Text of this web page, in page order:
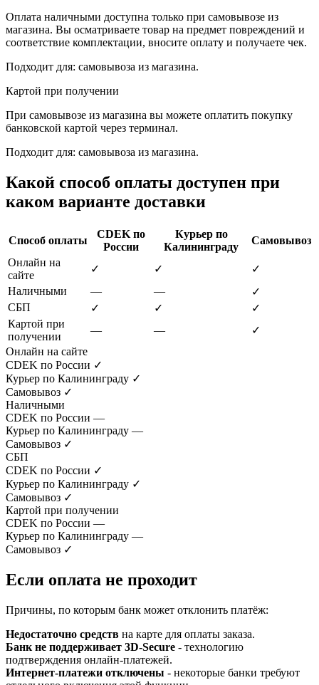
Оплата наличными доступна только при самовывозе из
магазина. Вы осматриваете товар на предмет повреждений и
соответствие комплектации, вносите оплату и получаете чек.
Подходит для: самовывоза из магазина.
Картой при получении
При самовывозе из магазина вы можете оплатить покупку
банковской картой через терминал.
Подходит для: самовывоза из магазина.
Какой способ оплаты доступен при
каком варианте доставки
Способ оплаты
CDEK по
России
Курьер по
Калининграду
Самовывоз
Онлайн на
сайте
✓ ✓
✓
Наличными
— —
✓
СБП
✓ ✓
✓
Картой при
получении
— —
✓
Онлайн на сайте
CDEK по России ✓
Курьер по Калининграду ✓
Самовывоз ✓
Наличными
CDEK по России —
Курьер по Калининграду —
Самовывоз ✓
СБП
CDEK по России ✓
Курьер по Калининграду ✓
Самовывоз ✓
Картой при получении
CDEK по России —
Курьер по Калининграду —
Самовывоз ✓
Если оплата не проходит
Причины, по которым банк может отклонить платёж:
Недостаточно средств на карте для оплаты заказа.
Банк не поддерживает 3D-Secure - технологию
подтверждения онлайн-платежей.
Интернет-платежи отключены - некоторые банки требуют